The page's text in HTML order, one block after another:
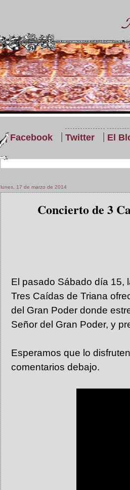
| Facebook Twitter El
lunes, 17 de marzo de 2014
Concierto de 3
El pasado Sábado día 15,
Tres Caídas de Triana
del Gran Poder donde
Señor del Gran Poder, y
Esperamos que lo
comentarios debajo.